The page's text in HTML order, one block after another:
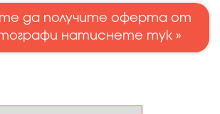
да получите оферта от
натиснете тук »